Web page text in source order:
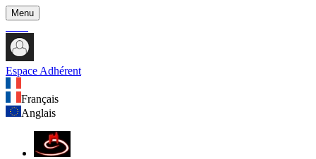
Menu
Espace Adhérent
Français
Anglais